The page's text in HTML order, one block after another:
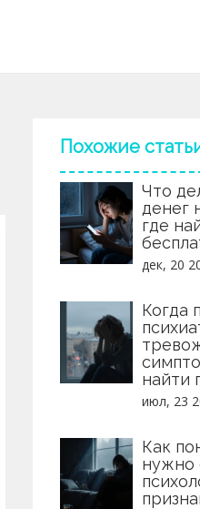
Похожие
Что
денег
где
дек, 20
Когда
найти
июл, 23
Как
нужно